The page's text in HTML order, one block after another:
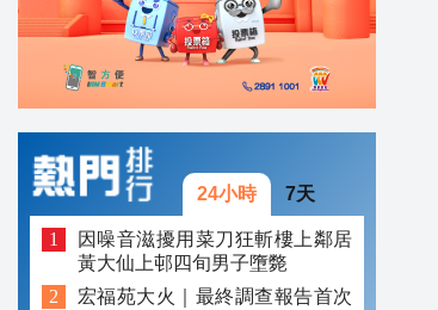
24小時 7天
因噪音滋擾用菜刀狂斬樓上鄰居
黃大仙上邨四旬男子墮斃
宏福苑大火｜最終調查報告首次